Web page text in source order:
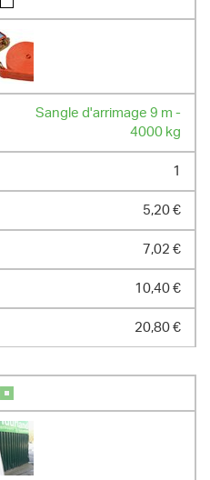
Sangle d'arrimage 9 m -
4000 kg
1
5,20 €
7,02 €
10,40 €
20,80 €